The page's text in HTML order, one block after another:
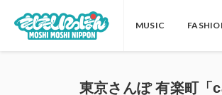
MUSIC
東京さんぽ 有楽町「